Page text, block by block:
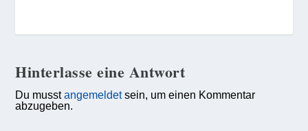
Hinterlasse eine Antwort
Du musstangemeldetsein, um einen Kommentar
abzugeben.